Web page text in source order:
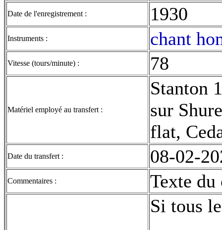
Date de l'enregistrement : 1930
Instruments : chant
Vitesse (tours/minute) : 78
Matériel employé au transfert :
Stanton
sur
flat,
Date du transfert : 08-02-
Commentaires : Texte
Si tous